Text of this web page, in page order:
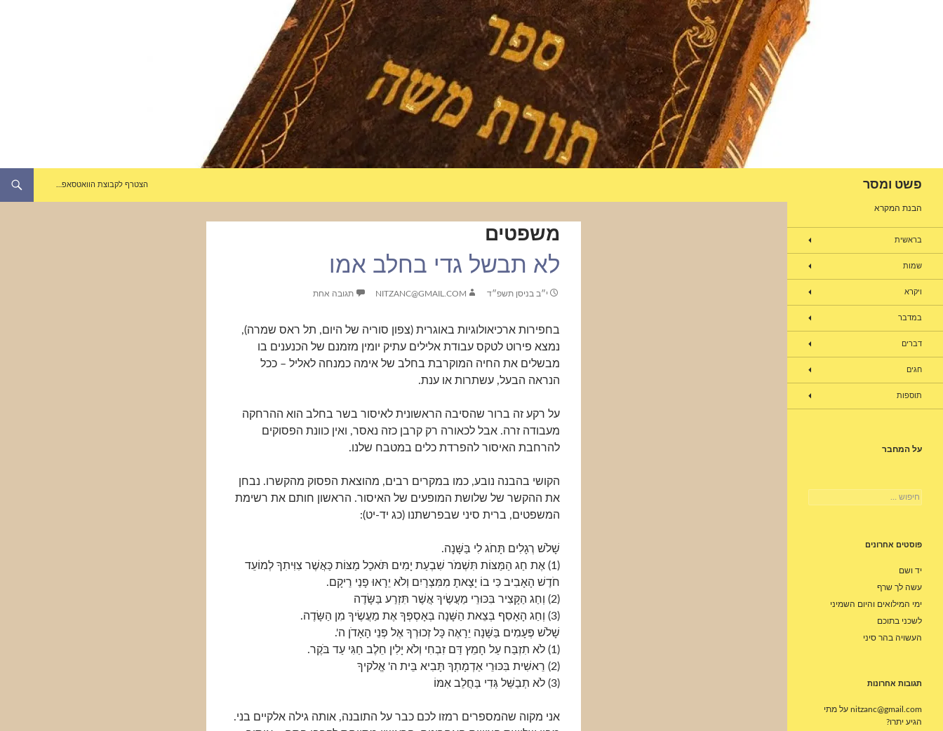
פשט ומסר הצטרף לקבוצת הוואטסאפ…
משפטים
לא תבשל גדי בחלב אמו
י״ב בניסן תשפ״ד NITZANC@GMAIL.COM תגובה אחת
בחפירות ארכיאולוגיות באוגרית (צפון סוריה של היום, תל ראס שמרה),
נמצא פירוט לטקס עבודת אלילים עתיק יומין מזמנם של הכנענים בו
מבשלים את החיה המוקרבת בחלב של אימה כמנחה לאליל – ככל
הנראה הבעל, עשתרות או ענת.
על רקע זה ברור שהסיבה הראשונית לאיסור בשר בחלב הוא ההרחקה
מעבודה זרה. אבל לכאורה רק קרבן כזה נאסר, ואין כוונת הפסוקים
להרחבת האיסור להפרדת כלים במטבח שלנו.
הקושי בהבנה נובע, כמו במקרים רבים, מהוצאת הפסוק מהקשרו. נבחן
את ההקשר של שלושת המופעים של האיסור. הראשון חותם את רשימת
המשפטים, ברית סיני שבפרשתנו (כג יד-יט):
שָׁלֹשׁ רְגָלִים תָּחֹג לִי בַּשָּׁנָה.
(1) אֶת חַג הַמַּצּוֹת תִּשְׁמֹר שִׁבְעַת יָמִים תֹּאכַל מַצּוֹת כַּאֲשֶׁר צִוִּיתִךָ לְמוֹעֵד
חֹדֶשׁ הָאָבִיב כִּי בוֹ יָצָאתָ מִמִּצְרָיִם וְלֹא יֵרָאוּ פָנַי רֵיקָם.
(2) וְחַג הַקָּצִיר בִּכּוּרֵי מַעֲשֶׂיךָ אֲשֶׁר תִּזְרַע בַּשָּׂדֶה
(3) וְחַג הָאָסִף בְּצֵאת הַשָּׁנָה בְּאָסְפְּךָ אֶת מַעֲשֶׂיךָ מִן הַשָּׂדֶה.
שָׁלֹשׁ פְּעָמִים בַּשָּׁנָה יֵרָאֶה כָּל זְכוּרְךָ אֶל פְּנֵי הָאָדֹן ה'.
(1) לֹא תִזְבַּח עַל חָמֵץ דַּם זִבְחִי וְלֹא יָלִין חֵלֶב חַגִּי עַד בֹּקֶר.
(2) רֵאשִׁית בִּכּוּרֵי אַדְמָתְךָ תָּבִיא בֵּית ה' אֱלֹקיךָ
(3) לֹא תְבַשֵּׁל גְּדִי בַּחֲלֵב אִמּוֹ
אני מקוה שהמספרים רמזו לכם כבר על התובנה, אותה גילה אלקיים בני.
הבנת המקרא
בראשית
שמות
ויקרא
במדבר
דברים
חגים
תוספות
על המחבר
חיפוש:
פוסטים אחרונים
יד ושם
עשה לך שרף
ימי המילואים והיום השמיני
לשכני בתוכם
העשויה בהר סיני
תגובות אחרונות
nitzanc@gmail.com על מתי
הגיע יתרו?